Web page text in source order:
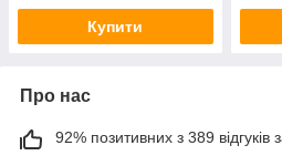
Купити
Про нас
92% позитивних з 389 відгуків